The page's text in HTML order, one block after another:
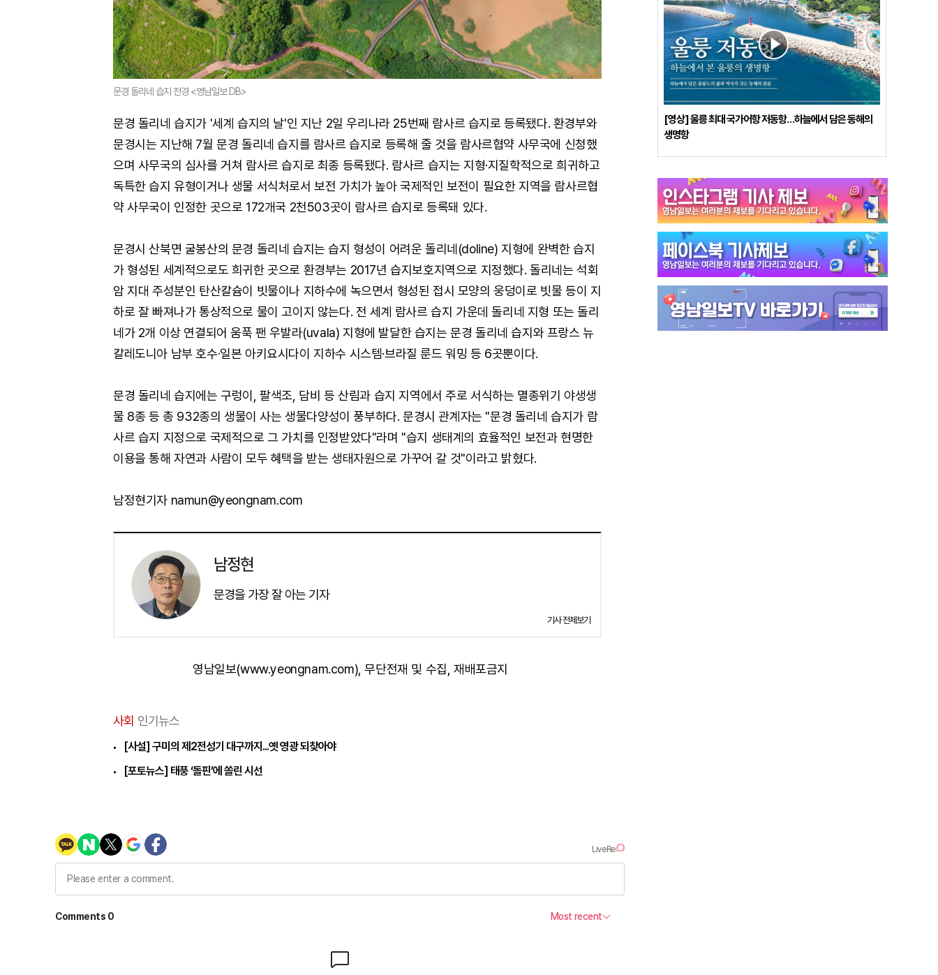
문경 돌리네 습지 전경 <영남일보 DB>
문경 돌리네 습지가 '세계 습지의 날'인 지난 2일 우리나라 25번째 람사르 습지로 등록됐다. 환경부와
문경시는 지난해 7월 문경 돌리네 습지를 람사르 습지로 등록해 줄 것을 람사르협약 사무국에 신청했
으며 사무국의 심사를 거쳐 람사르 습지로 최종 등록됐다. 람사르 습지는 지형·지질학적으로 희귀하고
독특한 습지 유형이거나 생물 서식처로서 보전 가치가 높아 국제적인 보전이 필요한 지역을 람사르협
약 사무국이 인정한 곳으로 172개국 2천503곳이 람사르 습지로 등록돼 있다.
문경시 산북면 굴봉산의 문경 돌리네 습지는 습지 형성이 어려운 돌리네(doline) 지형에 완벽한 습지
가 형성된 세계적으로도 희귀한 곳으로 환경부는 2017년 습지보호지역으로 지정했다. 돌리네는 석회
암 지대 주성분인 탄산칼슘이 빗물이나 지하수에 녹으면서 형성된 접시 모양의 웅덩이로 빗물 등이 지
하로 잘 빠져나가 통상적으로 물이 고이지 않는다. 전 세계 람사르 습지 가운데 돌리네 지형 또는 돌리
네가 2개 이상 연결되어 움푹 팬 우발라(uvala) 지형에 발달한 습지는 문경 돌리네 습지와 프랑스 뉴
칼레도니아 남부 호수·일본 아키요시다이 지하수 시스템·브라질 룬드 워밍 등 6곳뿐이다.
문경 돌리네 습지에는 구렁이, 팔색조, 담비 등 산림과 습지 지역에서 주로 서식하는 멸종위기 야생생
물 8종 등 총 932종의 생물이 사는 생물다양성이 풍부하다. 문경시 관계자는 "문경 돌리네 습지가 람
사르 습지 지정으로 국제적으로 그 가치를 인정받았다"라며 "습지 생태계의 효율적인 보전과 현명한
이용을 통해 자연과 사람이 모두 혜택을 받는 생태자원으로 가꾸어 갈 것"이라고 밝혔다.
남정현기자 namun@yeongnam.com
남정현
문경을 가장 잘 아는 기자
기사 전체보기
영남일보(www.yeongnam.com), 무단전재 및 수집, 재배포금지
사회 인기뉴스
[사설] 구미의 제2전성기 대구까지...옛 영광 되찾아야
[포토뉴스] 태풍 ‘돌핀’에 쏠린 시선
[영상] 울릉 최대 국가어항 저동항…하늘에서 담은 동해의
생명항